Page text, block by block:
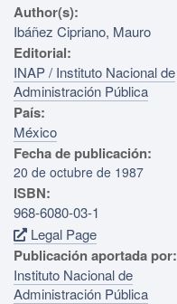
Author(s):
Ibáñez Cipriano, Mauro
Editorial:
INAP / Instituto Nacional de
Administración Pública
País:
México
Fecha de publicación:
20 de octubre de 1987
ISBN:
968-6080-03-1
Legal Page
Publicación aportada por:
Instituto Nacional de
Administración Pública